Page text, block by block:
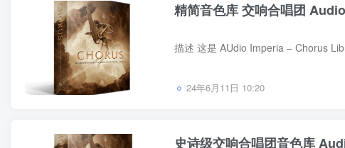
精简音色库 交响合唱团
24年6月11日 10:20
史诗级交响合唱团音色库